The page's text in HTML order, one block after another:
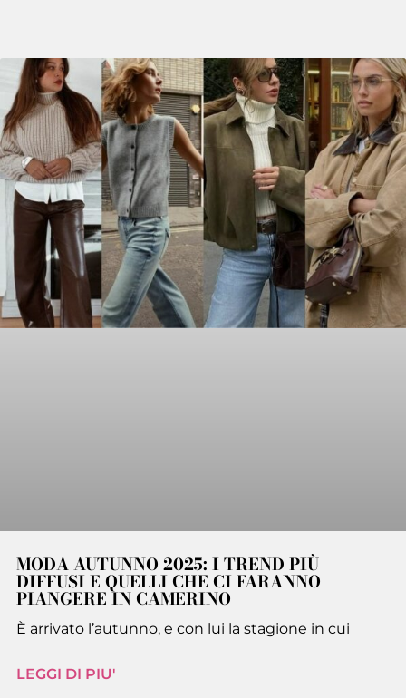
MODA AUTUNNO 2025: I TREND PIÙ
DIFFUSI E QUELLI CHE CI FARANNO
PIANGERE IN CAMERINO
È arrivato l’autunno, e con lui la stagione in cui
LEGGI DI PIU'